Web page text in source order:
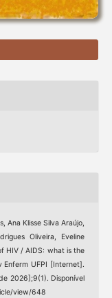
Ana Klisse Silva Araújo,
Oliveira, Eveline
HIV / AIDS: what is the
Enferm UFPI [Internet].
2026];9(1). Disponível
view/648